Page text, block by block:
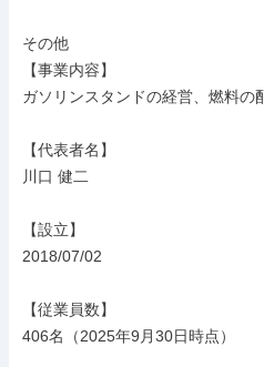
その他
【事業内容】
ガソリンスタンドの経営、燃料の
【代表者名】
川口 健二
【設立】
2018/07/02
【従業員数】
406名（2025年9月30日時点）